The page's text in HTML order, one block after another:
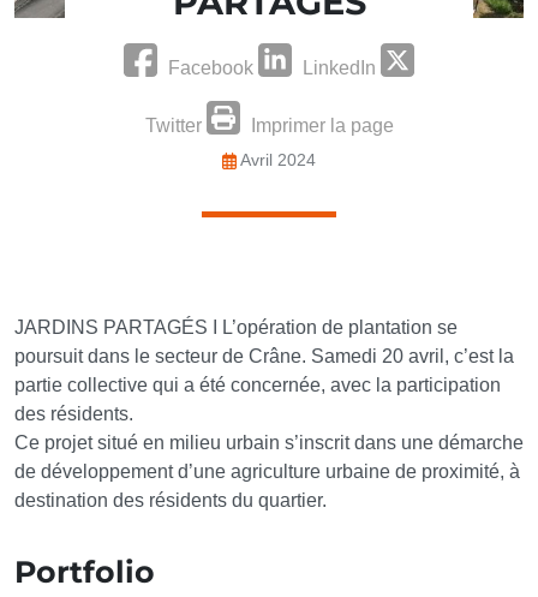
Facebook LinkedIn
Twitter Imprimer la page
Avril 2024
JARDINS PARTAGÉS I L’opération de plantation se
poursuit dans le secteur de Crâne. Samedi 20 avril, c’est la
partie collective qui a été concernée, avec la participation
des résidents.
Ce projet situé en milieu urbain s’inscrit dans une démarche
de développement d’une agriculture urbaine de proximité, à
destination des résidents du quartier.
Portfolio